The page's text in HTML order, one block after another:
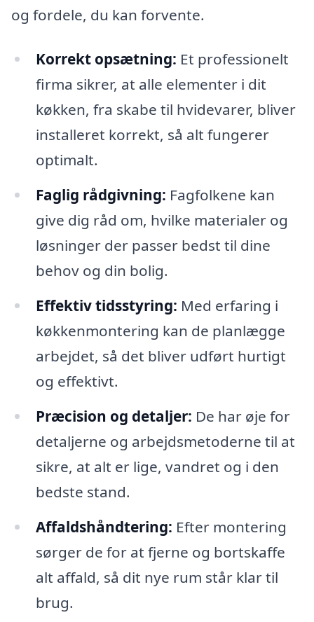
og fordele, du kan forvente.
Korrekt opsætning: Et professionelt
firma sikrer, at alle elementer i dit
køkken, fra skabe til hvidevarer, bliver
installeret korrekt, så alt fungerer
optimalt.
Faglig rådgivning: Fagfolkene kan
give dig råd om, hvilke materialer og
løsninger der passer bedst til dine
behov og din bolig.
Effektiv tidsstyring: Med erfaring i
køkkenmontering kan de planlægge
arbejdet, så det bliver udført hurtigt
og effektivt.
Præcision og detaljer: De har øje for
detaljerne og arbejdsmetoderne til at
sikre, at alt er lige, vandret og i den
bedste stand.
Affaldshåndtering: Efter montering
sørger de for at fjerne og bortskaffe
alt affald, så dit nye rum står klar til
brug.